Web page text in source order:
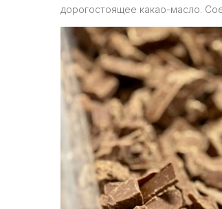
дорогостоящее какао-масло.